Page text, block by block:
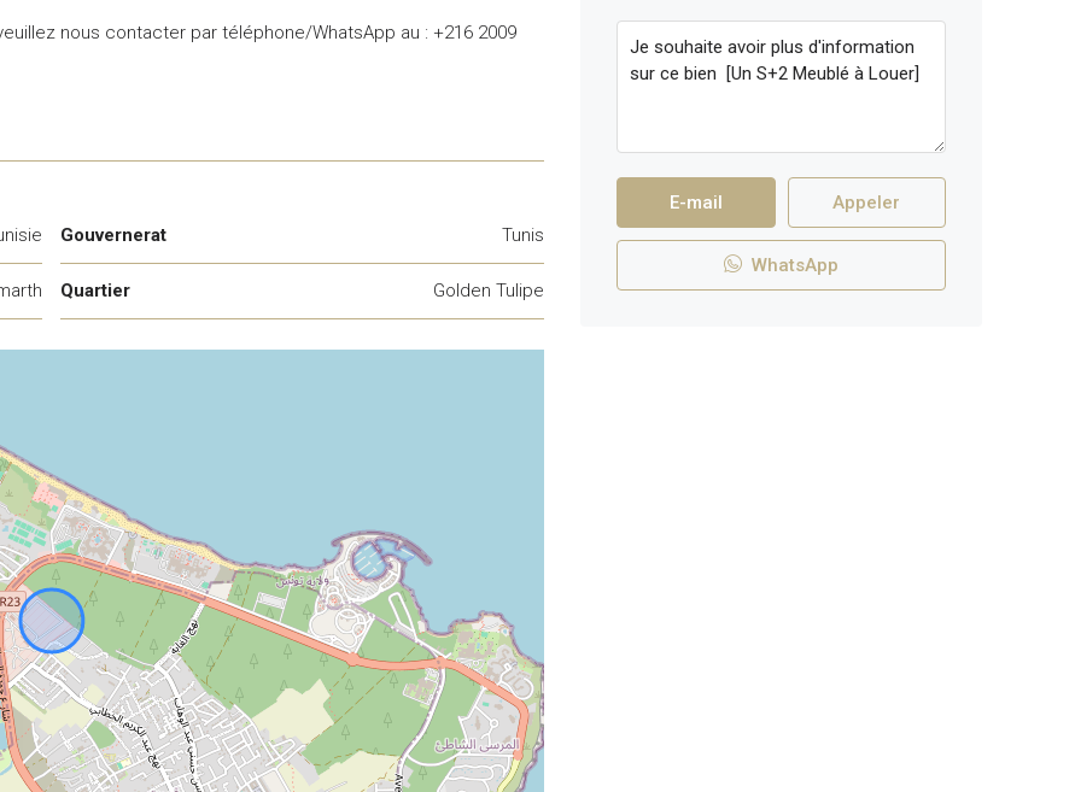
nous contacter par téléphone/WhatsApp au : +216 2009
Gouvernerat Tunis
Quartier Golden Tulipe
E-mail Appeler
WhatsApp